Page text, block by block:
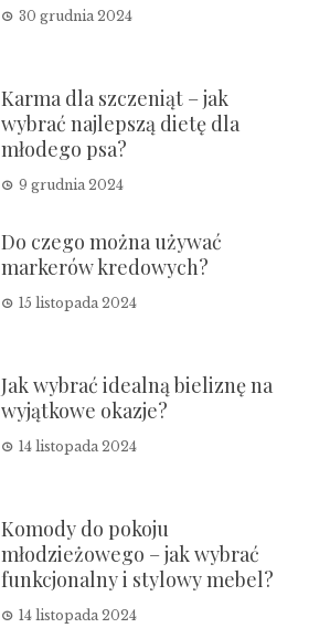
30 grudnia 2024
Karma dla szczeniąt – jak
wybrać najlepszą dietę dla
młodego psa?
9 grudnia 2024
Do czego można używać
markerów kredowych?
15 listopada 2024
Jak wybrać idealną bieliznę na
wyjątkowe okazje?
14 listopada 2024
Komody do pokoju
młodzieżowego – jak wybrać
funkcjonalny i stylowy mebel?
14 listopada 2024